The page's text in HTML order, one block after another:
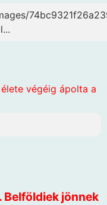
végéig ápolta a